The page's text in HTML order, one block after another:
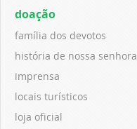
doação
família dos devotos
história de nossa senhora
imprensa
locais turísticos
loja oficial